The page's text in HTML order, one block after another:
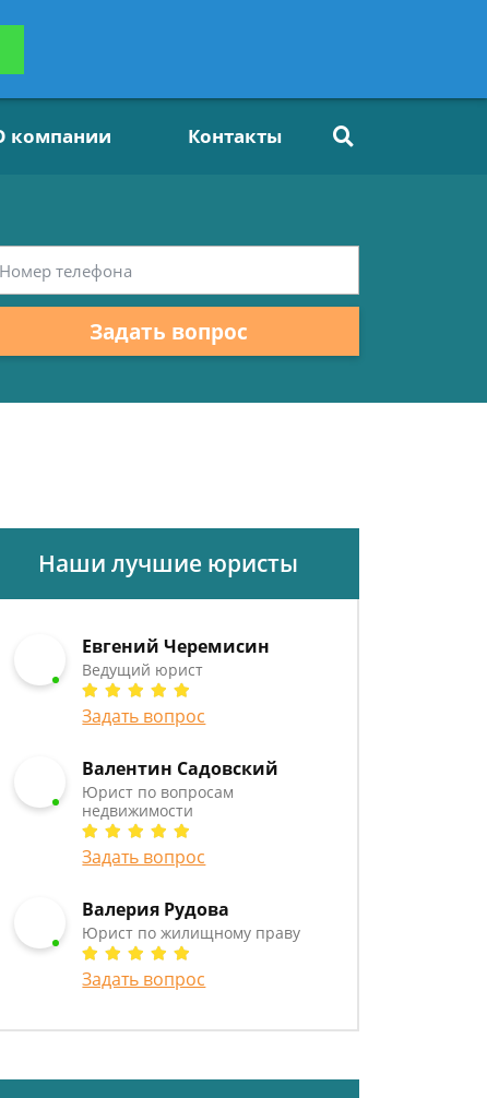
компании Контакты
Задать вопрос
Наши лучшие юристы
Евгений Черемисин
Ведущий юрист
Задать вопрос
Валентин Садовский
Юрист по вопросам
недвижимости
Задать вопрос
Валерия Рудова
Юрист по жилищному праву
Задать вопрос